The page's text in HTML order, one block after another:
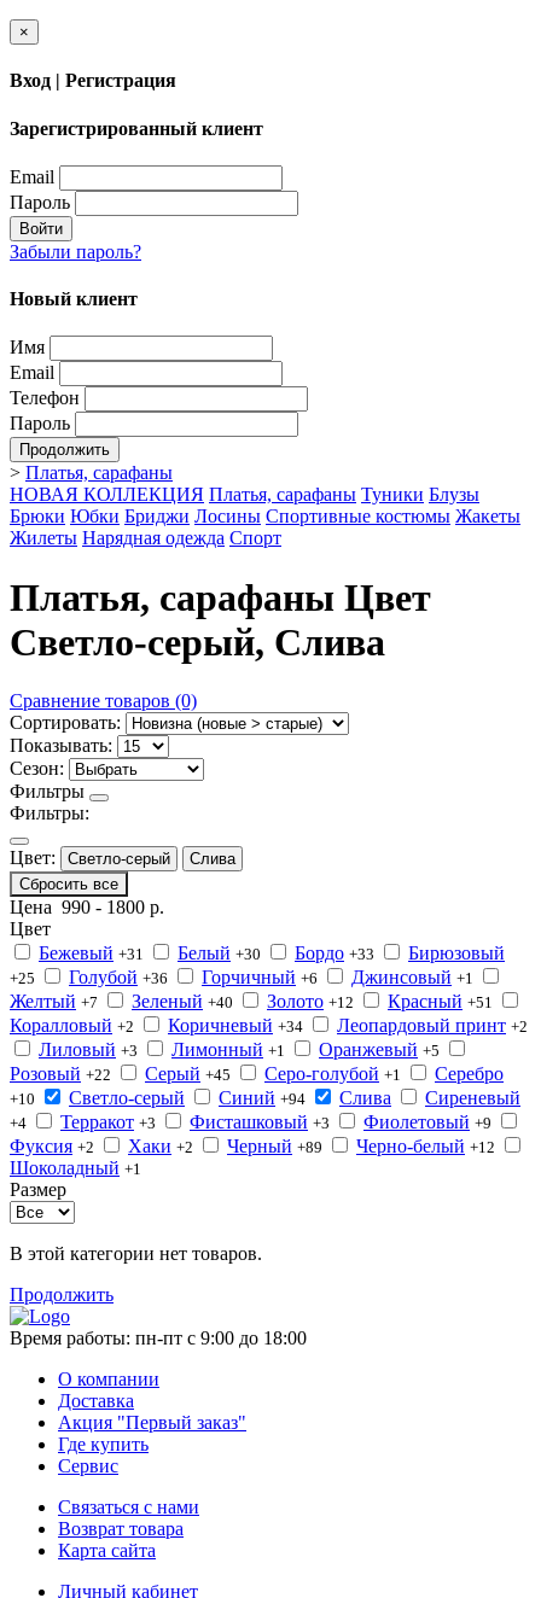
×
Вход | Регистрация
Зарегистрированный клиент
Email
Пароль
Войти
Забыли пароль?
Новый клиент
Имя
Email
Телефон
Пароль
Продолжить
> Платья, сарафаны
НОВАЯ КОЛЛЕКЦИЯ Платья, сарафаны Туники Блузы
Брюки Юбки Бриджи Лосины Спортивные костюмы Жакеты
Жилеты Нарядная одежда Спорт
Платья, сарафаны Цвет
Светло-серый, Слива
Сравнение товаров (0)
Сортировать:
Показывать:
Сезон:
Фильтры
Фильтры:
Цвет: Светло-серый
Слива
Сбросить все
Цена 990 - 1800 р.
Цвет
Бежевый +31 Белый +30 Бордо +33 Бирюзовый
+25 Голубой +36 Горчичный +6 Джинсовый +1
Желтый +7 Зеленый +40 Золото +12 Красный +51
Коралловый +2 Коричневый +34 Леопардовый принт +2
Лиловый +3 Лимонный +1 Оранжевый +5
Розовый +22 Серый +45 Серо-голубой +1 Серебро
+10 Светло-серый Синий +94 Слива Сиреневый
+4 Терракот +3 Фисташковый +3 Фиолетовый +9
Фуксия +2 Хаки +2 Черный +89 Черно-белый +12
Шоколадный +1
Размер
В этой категории нет товаров.
Продолжить
Время работы: пн-пт с 9:00 до 18:00
О компании
Доставка
Акция "Первый заказ"
Где купить
Сервис
Связаться с нами
Возврат товара
Карта сайта
Личный кабинет